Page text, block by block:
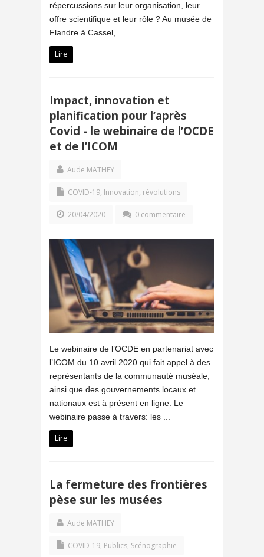
répercussions sur leur organisation, leur
offre scientifique et leur rôle ? Au musée de
Flandre à Cassel, ...
Lire
Impact, innovation et
planification pour l’après
Covid - le webinaire de l’OCDE
et de l’ICOM
Aude MATHEY
COVID-19, Innovation, révolutions
20/04/2020 0 commentaire
Le webinaire de l’OCDE en partenariat avec
l’ICOM du 10 avril 2020 qui fait appel à des
représentants de la communauté muséale,
ainsi que des gouvernements locaux et
nationaux est à présent en ligne. Le
webinaire passe à travers: les ...
Lire
La fermeture des frontières
pèse sur les musées
Aude MATHEY
COVID-19, Publics, Scénographie